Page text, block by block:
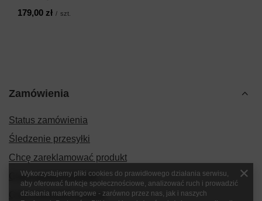
179,00 zł / szt.
Zamówienia
Status zamówienia
Śledzenie przesyłki
Chcę zareklamować produkt
Chcę zwrócić produkt
Chcę wymienić produkt
Wykorzystujemy pliki cookies do prawidłowego działania serwisu,
aby oferować funkcje społecznościowe, analizować ruch i prowadzić
działania marketingowe - zarówno przez nas, jak i naszych